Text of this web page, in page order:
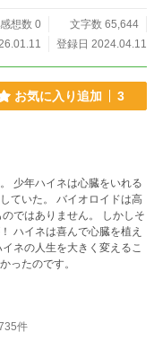
感想数 0
文字数 65,644
登録日 2024.04.11
お気に入り追加 3
少年ハイネは心臓をいれる
ていた。 バイオロイドは高
ではありません。 しかしそ
ハイネは喜んで心臓を植え
ネの人生を大きく変えるこ
ったのです。
件